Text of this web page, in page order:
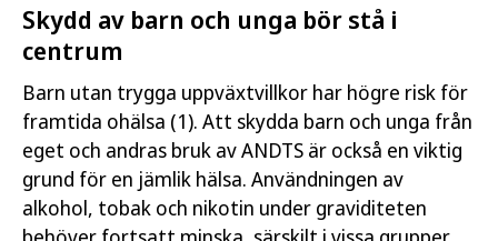
Skydd av barn och unga bör stå i
centrum
Barn utan trygga uppväxtvillkor har högre risk för
framtida ohälsa (1). Att skydda barn och unga från
eget och andras bruk av ANDTS är också en viktig
grund för en jämlik hälsa. Användningen av
alkohol, tobak och nikotin under graviditeten